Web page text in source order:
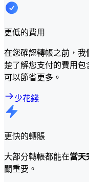
更低的費用
在您確認轉帳之前，我
楚了解您支付的費用
可以節省更多。
少花錢
更快的轉賬
大部分轉帳都能在當天
關重要。